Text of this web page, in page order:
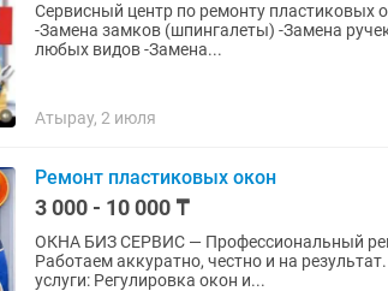
Сервисный центр по ремонту пластиковых
-Замена замков (шпингалеты) -Замена
любых видов -Замена...
Атырау, 2 июля
Ремонт пластиковых окон
3 000 - 10 000 ₸
ОКНА БИЗ СЕРВИС — Профессиональный
Работаем аккуратно, честно и на
услуги: Регулировка окон и...